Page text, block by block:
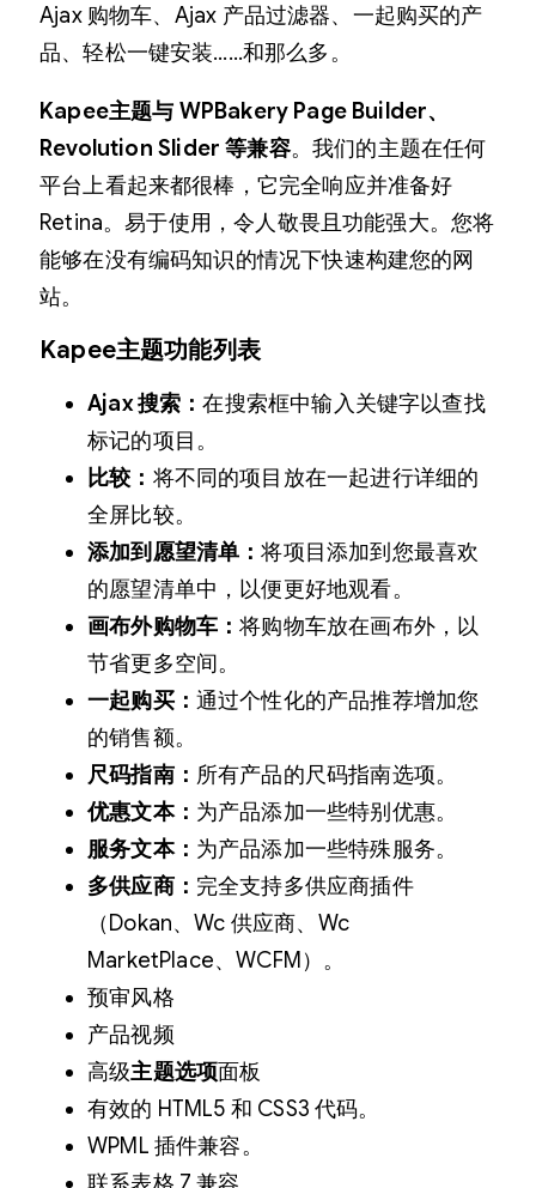
Ajax 购物车、Ajax 产品过滤器、一起购买的产
品、轻松一键安装……和那么多。
Kapee主题与 WPBakery Page Builder、
Revolution Slider 等兼容。我们的主题在任何
平台上看起来都很棒，它完全响应并准备好
Retina。易于使用，令人敬畏且功能强大。您将
能够在没有编码知识的情况下快速构建您的网
站。
Kapee主题功能列表
Ajax 搜索：在搜索框中输入关键字以查找
标记的项目。
比较： 将不同的项目放在一起进行详细的
全屏比较。
添加到愿望清单：将项目添加到您最喜欢
的愿望清单中，以便更好地观看。
画布外购物车：将购物车放在画布外，以
节省更多空间。
一起购买： 通过个性化的产品推荐增加您
的销售额。
尺码指南： 所有产品的尺码指南选项。
优惠文本： 为产品添加一些特别优惠。
服务文本： 为产品添加一些特殊服务。
多供应商： 完全支持多供应商插件
（Dokan、Wc 供应商、Wc
MarketPlace、WCFM）。
预审风格
产品视频
高级主题选项面板
有效的 HTML5 和 CSS3 代码。
WPML 插件兼容。
联系表格 7 兼容。